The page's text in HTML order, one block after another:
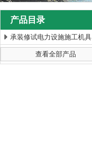
上海徐吉电气有限公司
产品目录
承装修试电力设施施工机具
查看全部产品